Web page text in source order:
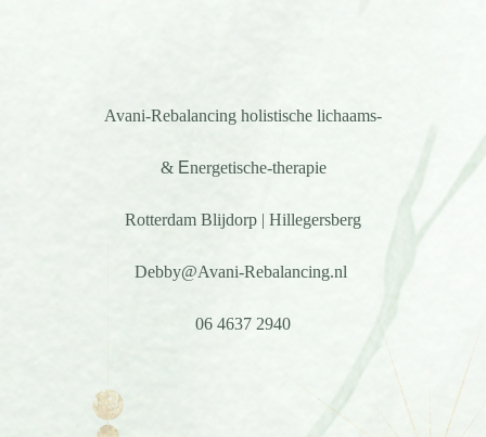
Avani-Rebalancing holistische lichaams-
& Energetische-therapie
Rotterdam Blijdorp | Hillegersberg
Debby@Avani-Rebalancing.nl
06 4637 2940